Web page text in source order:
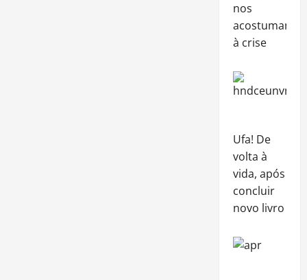
nos
acostumando
à crise
Ufa! De
volta à
vida, após
concluir
novo livro